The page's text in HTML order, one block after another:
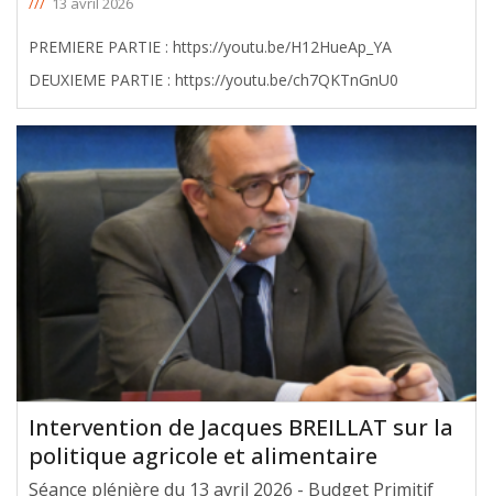
PREMIERE PARTIE : https://youtu.be/H12HueAp_YA
DEUXIEME PARTIE : https://youtu.be/ch7QKTnGnU0
Intervention de Jacques BREILLAT sur la
politique agricole et alimentaire
Séance plénière du 13 avril 2026 - Budget Primitif